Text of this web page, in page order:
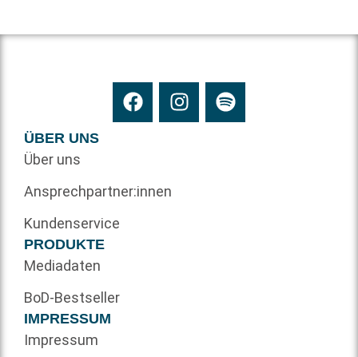
ÜBER UNS
Über uns
Ansprechpartner:innen
Kundenservice
PRODUKTE
Mediadaten
BoD-Bestseller
IMPRESSUM
Impressum